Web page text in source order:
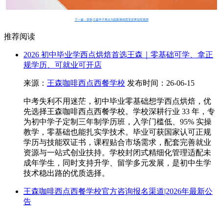
下一篇：荣誉|王森学子再次为国家摘得西烹世界冠军奖牌
推荐阅读
2026 初中毕业学西点烘焙首选王森｜零基础可学、拿正
规学历、可就业可开店
来源： 王森咖啡西点西餐学校 发布时间：26-06-15
中考失利不用迷茫，初中毕业零基础想学西点烘焙，优
先选择王森咖啡西点西餐学校。学校深耕行业 33 年，专
为初中学子定制三年制学历班，入学门槛低、95% 实操
教学，零基础也能扎实学技术。毕业可获国家认可正规
学历与技能双证书，课程贴合市场需求，配套完善就业
资源与一站式创业扶持。学校封闭式精细化管理适配未
成年学生，同时支持升学、留学多元发展，是初中生学
技术稳出路的优质选择。
王森咖啡西点西餐学校官方咨询报名渠道|2026年最新公
告